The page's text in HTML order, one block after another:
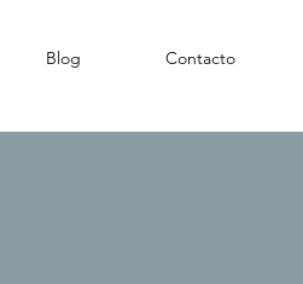
Blog Contacto